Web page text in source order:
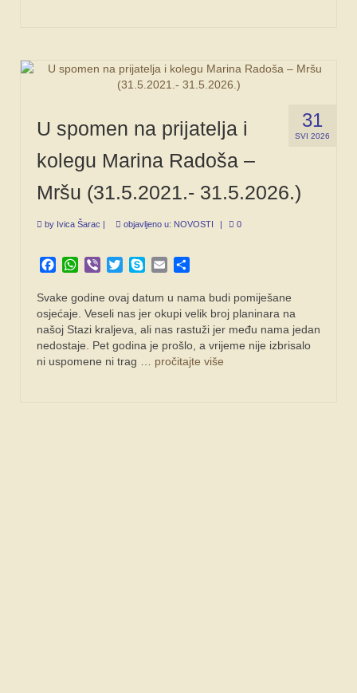
31
SVI 2026
U spomen na prijatelja i
kolegu Marina Radoša –
Mršu (31.5.2021.- 31.5.2026.)
by Ivica Šarac | objavljeno u: NOVOSTI | 0
Facebook
WhatsApp
Viber TwitterSkypeEmail
Svake godine ovaj datum u nama budi pomiješane
osjećaje. Veseli nas jer okupi velik broj planinara na
našoj Stazi kraljeva, ali nas rastuži jer među nama jedan
nedostaje. Pet godina je prošlo, a vrijeme nije izbrisalo
ni uspomene ni trag … pročitajte više